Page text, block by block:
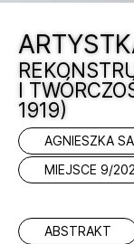
I
1919)
AGNIESZKA
MIEJSCE 9/
ABSTRAKT